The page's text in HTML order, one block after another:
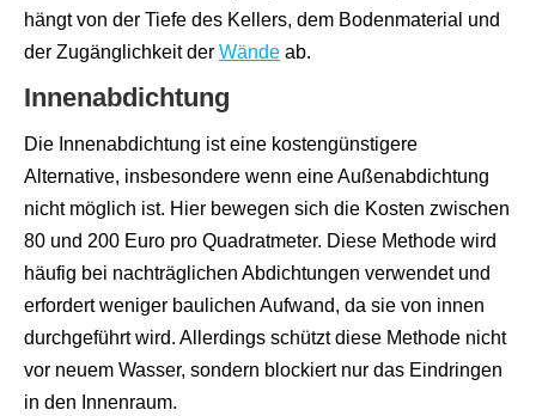
hängt von der Tiefe des Kellers, dem Bodenmaterial und
der Zugänglichkeit der Wände ab.
Innenabdichtung
Die Innenabdichtung ist eine kostengünstigere
Alternative, insbesondere wenn eine Außenabdichtung
nicht möglich ist. Hier bewegen sich die Kosten zwischen
80 und 200 Euro pro Quadratmeter. Diese Methode wird
häufig bei nachträglichen Abdichtungen verwendet und
erfordert weniger baulichen Aufwand, da sie von innen
durchgeführt wird. Allerdings schützt diese Methode nicht
vor neuem Wasser, sondern blockiert nur das Eindringen
in den Innenraum.